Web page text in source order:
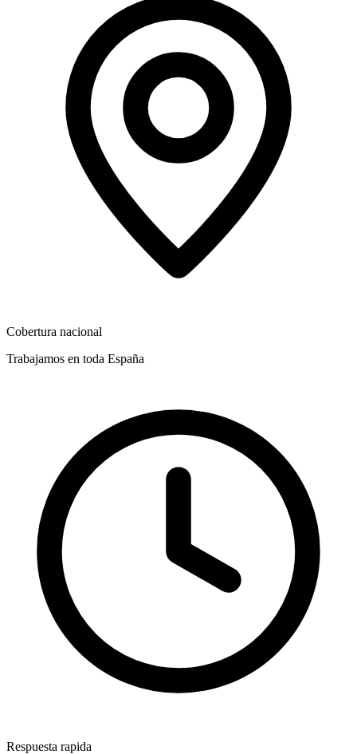
Cobertura nacional
Trabajamos en toda España
Respuesta rapida